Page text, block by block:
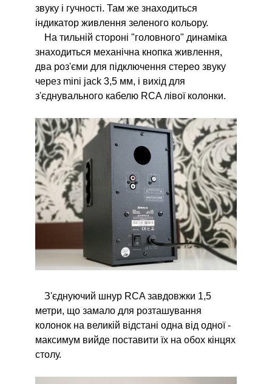
звуку і гучності. Там же знаходиться
індикатор живлення зеленого кольору.
На тильній стороні "головного" динаміка
знаходиться механічна кнопка живлення,
два роз'єми для підключення стерео звуку
через mini jack 3,5 мм, і вихід для
з'єднувального кабелю RCA лівої колонки.
З'єднуючий шнур RCA завдовжки 1,5
метри, що замало для розташування
колонок на великій відстані одна від одної -
максимум вийде поставити їх на обох кінцях
столу.